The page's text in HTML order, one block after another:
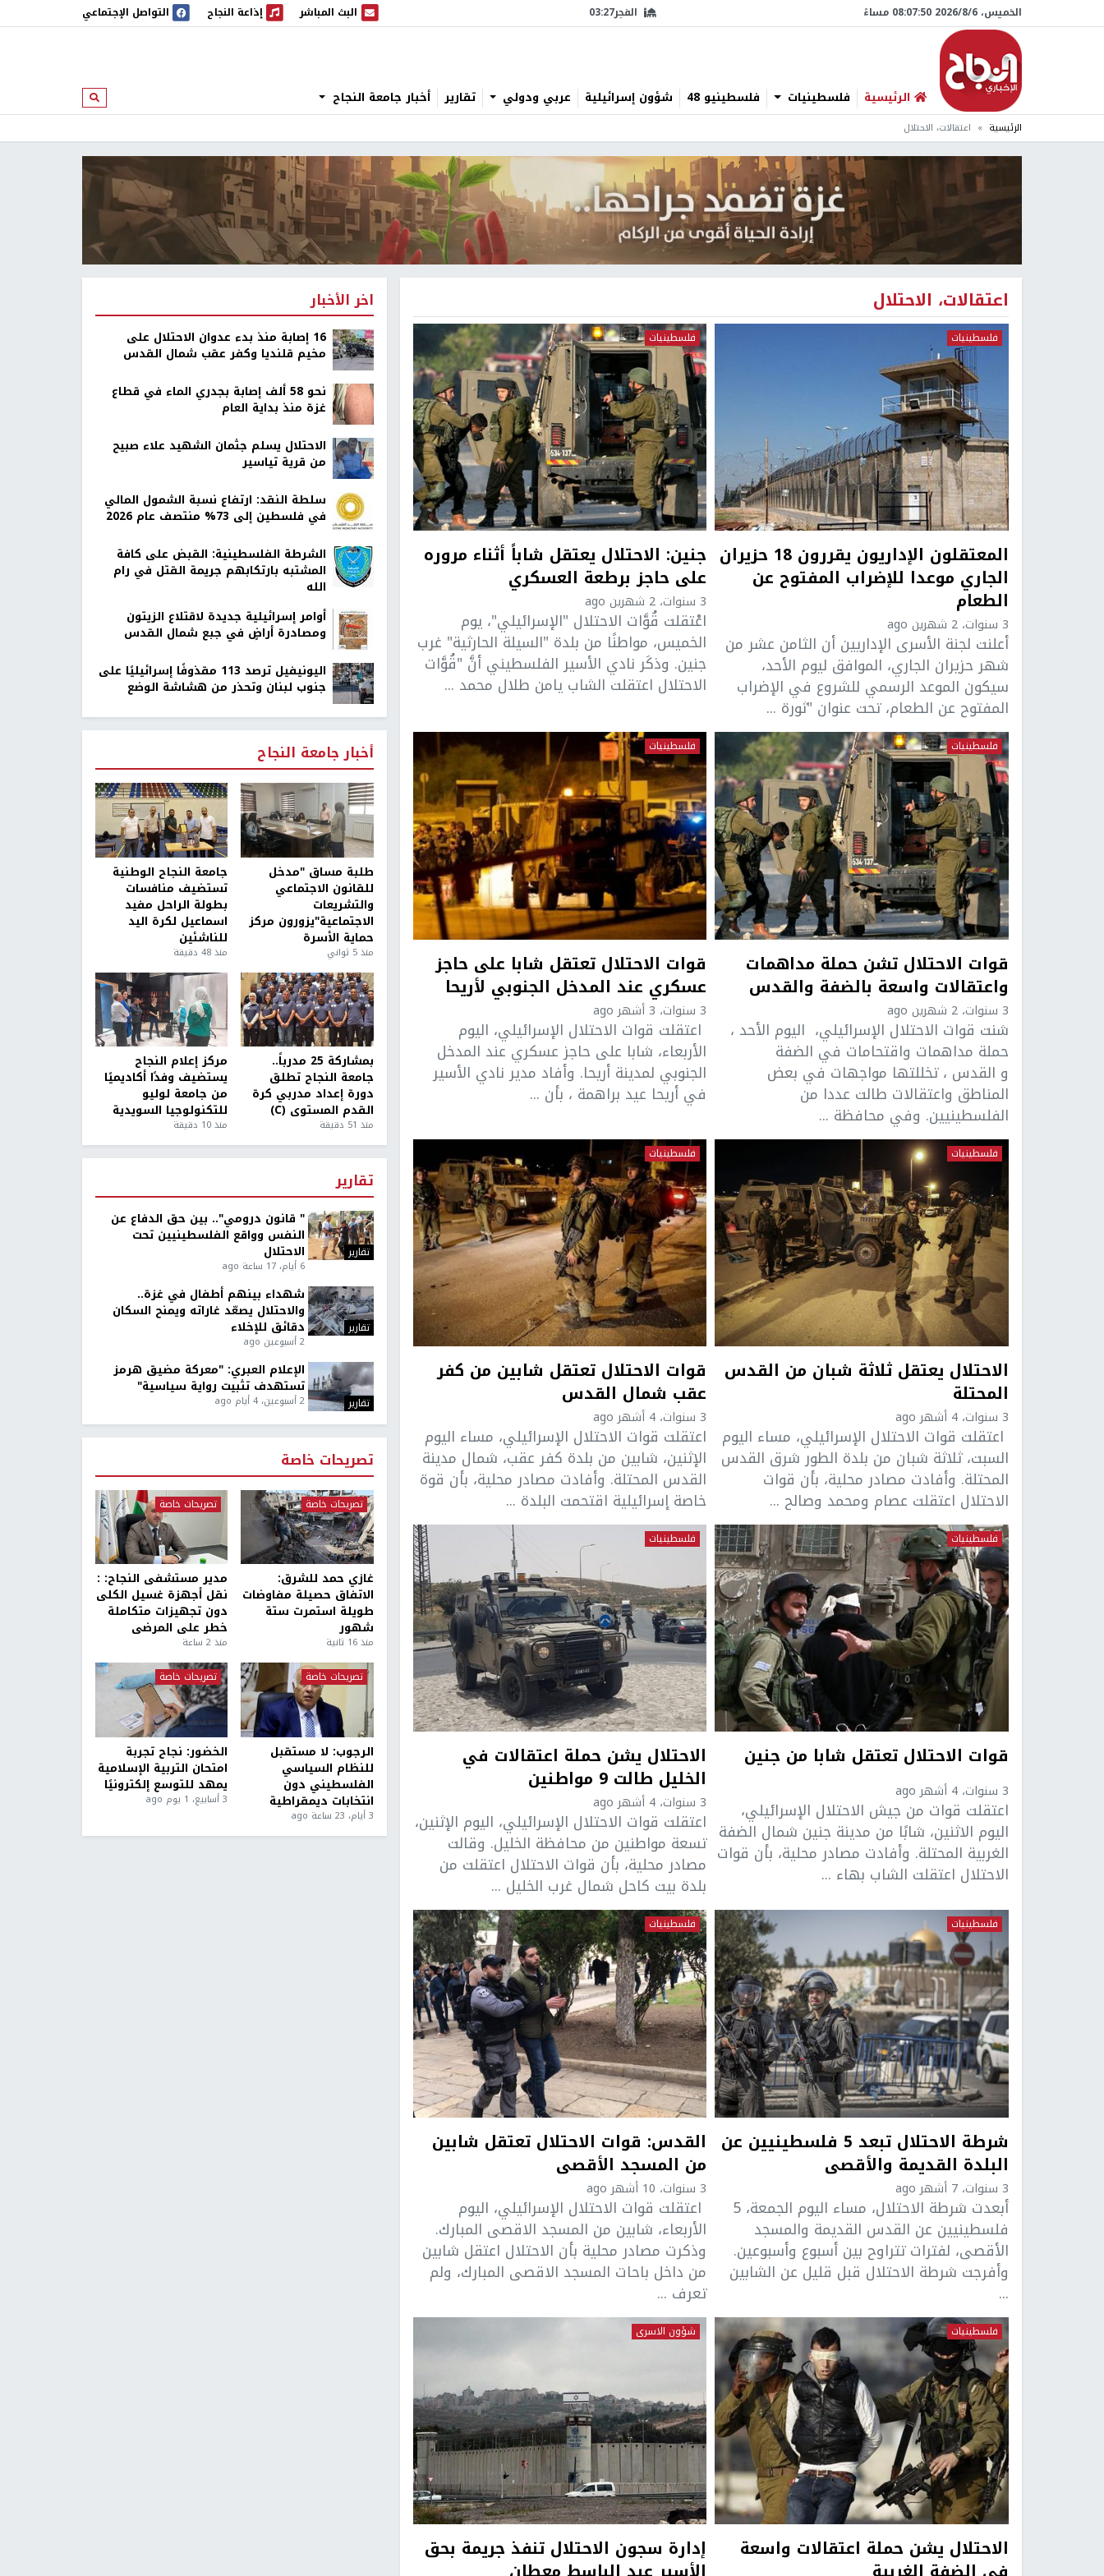
الخميس، 6/‏8/‏2026 08:07:51 مساءً الفجر03:27 البث المباشر
البث المباشر إذاعة النجاح
إذاعة النجاح التواصل الإجتماعي
الرئيسية فلسطينيات فلسطينيو 48 شؤون إسرائيلية عربي ودولي تقارير أخبار جامعة النجاح ابحث
الرئيسية اعتقالات، الاحتلال
اعتقالات، الاحتلال
فلسطينيات
المعتقلون الإداريون يقررون 18 حزيران
الجاري موعدا للإضراب المفتوح عن
الطعام
3 سنوات، 2 شهرين ago
أعلنت لجنة الأسرى الإداريين أن الثامن عشر من
شهر حزيران الجاري، الموافق ليوم الأحد،
سيكون الموعد الرسمي للشروع في الإضراب
المفتوح عن الطعام، تحت عنوان "ثورة ...
فلسطينيات
جنين: الاحتلال يعتقل شاباً أثناء مروره
على حاجز برطعة العسكري
3 سنوات، 2 شهرين ago
اعْتقلت قُوَّات الاحتلال "الإسرائيلي"، يوم
الخميس، مواطنًا من بلدة "السيلة الحارثية" غرب
جنين. وذكَر نادي الأسير الفلسطيني أنَّ "قُوَّات
الاحتلال اعتقلت الشاب يامن طلال محمد ...
فلسطينيات
قوات الاحتلال تشن حملة مداهمات
واعتقالات واسعة بالضفة والقدس
3 سنوات، 2 شهرين ago
شنت قوات الاحتلال الإسرائيلي، اليوم الأحد ،
حملة مداهمات واقتحامات في الضفة
و القدس ، تخللتها مواجهات في بعض
المناطق واعتقالات طالت عددا من
الفلسطينيين. وفي محافظة ...
فلسطينيات
قوات الاحتلال تعتقل شابا على حاجز
عسكري عند المدخل الجنوبي لأريحا
3 سنوات، 3 أشهر ago
اعتقلت قوات الاحتلال الإسرائيلي، اليوم
الأربعاء، شابا على حاجز عسكري عند المدخل
الجنوبي لمدينة أريحا. وأفاد مدير نادي الأسير
في أريحا عيد براهمة ، بأن ...
فلسطينيات
الاحتلال يعتقل ثلاثة شبان من القدس
المحتلة
3 سنوات، 4 أشهر ago
اعتقلت قوات الاحتلال الإسرائيلي، مساء اليوم
السبت، ثلاثة شبان من بلدة الطور شرق القدس
المحتلة. وأفادت مصادر محلية، بأن قوات
الاحتلال اعتقلت عصام ومحمد وصالح ...
فلسطينيات
قوات الاحتلال تعتقل شابين من كفر
عقب شمال القدس
3 سنوات، 4 أشهر ago
اعتقلت قوات الاحتلال الإسرائيلي، مساء اليوم
الإثنين، شابين من بلدة كفر عقب، شمال مدينة
القدس المحتلة. وأفادت مصادر محلية، بأن قوة
خاصة إسرائيلية اقتحمت البلدة ...
فلسطينيات
قوات الاحتلال تعتقل شابا من جنين
3 سنوات، 4 أشهر ago
اعتقلت قوات من جيش الاحتلال الإسرائيلي،
اليوم الاثنين، شابًا من مدينة جنين شمال الضفة
الغربية المحتلة. وأفادت مصادر محلية، بأن قوات
الاحتلال اعتقلت الشاب بهاء ...
فلسطينيات
الاحتلال يشن حملة اعتقالات في
الخليل طالت 9 مواطنين
3 سنوات، 4 أشهر ago
اعتقلت قوات الاحتلال الإسرائيلي، اليوم الإثنين،
تسعة مواطنين من محافظة الخليل. وقالت
مصادر محلية، بأن قوات الاحتلال اعتقلت من
بلدة بيت كاحل شمال غرب الخليل ...
فلسطينيات
شرطة الاحتلال تبعد 5 فلسطينيين عن
البلدة القديمة والأقصى
3 سنوات، 7 أشهر ago
أبعدت شرطة الاحتلال، مساء اليوم الجمعة، 5
فلسطينيين عن القدس القديمة والمسجد
الأقصى، لفترات تتراوح بين أسبوع وأسبوعين.
وأفرجت شرطة الاحتلال قبل قليل عن الشابين
...
فلسطينيات
القدس: قوات الاحتلال تعتقل شابين
من المسجد الأقصى
3 سنوات، 10 أشهر ago
اعتقلت قوات الاحتلال الإسرائيلي، اليوم
الأربعاء، شابين من المسجد الاقصى المبارك.
وذكرت مصادر محلية بأن الاحتلال اعتقل شابين
من داخل باحات المسجد الاقصى المبارك، ولم
تعرف ...
فلسطينيات
الاحتلال يشن حملة اعتقالات واسعة
شؤون الاسرى
إدارة سجون الاحتلال تنفذ جريمة بحق
اخر الأخبار
16 إصابة منذ بدء عدوان الاحتلال على
مخيم قلنديا وكفر عقب شمال القدس
نحو 58 ألف إصابة بجدري الماء في قطاع
غزة منذ بداية العام
الاحتلال يسلم جثمان الشهيد علاء صبيح
من قرية تياسير
سلطة النقد: ارتفاع نسبة الشمول المالي
في فلسطين إلى 73% منتصف عام 2026
الشرطة الفلسطينية: القبض على كافة
المشتبه بارتكابهم جريمة القتل في رام
الله
أوامر إسرائيلية جديدة لاقتلاع الزيتون
ومصادرة أراضٍ في جبع شمال القدس
اليونيفيل ترصد 113 مقذوفًا إسرائيليًا على
جنوب لبنان وتحذر من هشاشة الوضع
أخبار جامعة النجاح
طلبة مساق "مدخل
للقانون الاجتماعي
والتشريعات
الاجتماعية"يزورون مركز
حماية الأسرة
منذ 5 ثواني
جامعة النجاح الوطنية
تستضيف منافسات
بطولة الراحل مفيد
اسماعيل لكرة اليد
للناشئين
منذ 48 دقيقة
بمشاركة 25 مدرباً..
جامعة النجاح تطلق
دورة إعداد مدربي كرة
القدم المستوى (C)
منذ 51 دقيقة
مركز إعلام النجاح
يستضيف وفدًا أكاديميًا
من جامعة لوليو
للتكنولوجيا السويدية
منذ 10 دقيقة
تقارير
تقارير
" قانون درومي".. بين حق الدفاع عن
النفس وواقع الفلسطينيين تحت
الاحتلال
6 أيام، 17 ساعة ago
تقارير
شهداء بينهم أطفال في غزة..
والاحتلال يصعّد غاراته ويمنح السكان
دقائق للإخلاء
2 أسبوعين ago
تقارير
الإعلام العبري: "معركة مضيق هرمز
تستهدف تثبيت رواية سياسية"
2 أسبوعين، 4 أيام ago
تصريحات خاصة
تصريحات خاصة
غازي حمد للشرق:
الاتفاق حصيلة مفاوضات
طويلة استمرت ستة
شهور
منذ 16 ثانية
تصريحات خاصة
مدير مستشفى النجاح: :
نقل أجهزة غسيل الكلى
دون تجهيزات متكاملة
خطر على المرضى
منذ 2 ساعة
تصريحات خاصة
الرجوب: لا مستقبل
للنظام السياسي
الفلسطيني دون
انتخابات ديمقراطية
3 أيام، 23 ساعة ago
تصريحات خاصة
الخضور: نجاح تجربة
امتحان التربية الإسلامية
يمهد للتوسع إلكترونيًا
3 أسابيع، 1 يوم ago